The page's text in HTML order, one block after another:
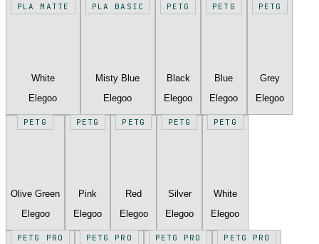
PLA MATTE
White
Elegoo
PLA BASIC
Misty Blue
Elegoo
PETG
Black
Elegoo
PETG
Blue
Elegoo
PETG
Grey
Elegoo
PETG
Olive Green
Elegoo
PETG
Pink
Elegoo
PETG
Red
Elegoo
PETG
Silver
Elegoo
PETG
White
Elegoo
PETG PRO PETG PRO PETG PRO PETG PRO